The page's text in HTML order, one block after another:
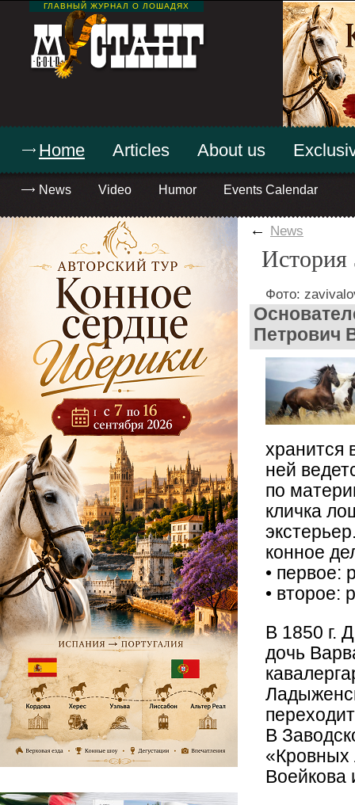
ГЛАВНЫЙ ЖУРНАЛ О ЛОШАДЯХ
Home
News Video Humor Events Calendar
Articles About us
← News
История
Фото:
Петрович
хранится
ней
по
кличка
конное
• первое:
• второе:
В 1850 г.
дочь
В
«Кровных
Воейкова